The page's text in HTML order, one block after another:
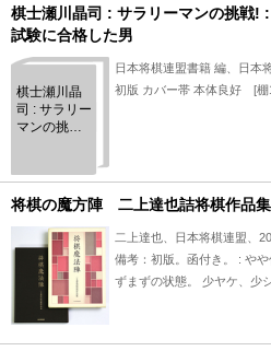
棋士瀬川晶司 : サラリーマンの挑戦!
試験に合格した男
棋士瀬川晶
司 : サラリー
マンの挑戦! :
入試験に合
格した男
日本将棋連盟書籍 編、日本
初版 カバー帯 本体良好 [棚
将棋の魔方陣 二上達也詰将棋作品集
二上達也、日本将棋連盟、
備考：初版。函付き。 : や
ずまずの状態。 少ヤケ、少